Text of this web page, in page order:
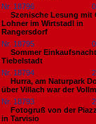
Nr. 18796
Szenische Lesung mit
Lohner im Wirtstadl in
Rangersdorf
Nr. 18795
Sommer
Tiebelstadt
Nr. 18794
Hurra, am Naturpark
über Villach war der
Nr. 18793
Fotogruß von der
in Tarvisio